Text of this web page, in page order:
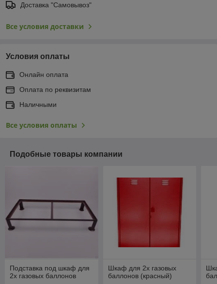
Доставка "Самовывоз"
Все условия доставки
Условия оплаты
Онлайн оплата
Оплата по реквизитам
Наличными
Все условия оплаты
Подобные товары компании
Подставка под шкаф для
2х газовых баллонов
Шкаф для 2х газовых
баллонов (красный)